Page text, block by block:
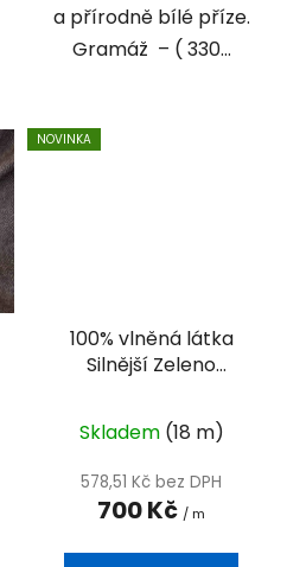
a přírodně bílé příze.
Gramáž – ( 330...
NOVINKA
100% vlněná látka
Silnější Zeleno
valchovaný
Skladem (18 m)
578,51 Kč bez DPH
700 Kč / m